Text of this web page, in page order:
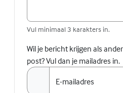
Vul minimaal 3 karakters in.
Wil je bericht krijgen als
post? Vul dan je mailadres in.
E-mailadres